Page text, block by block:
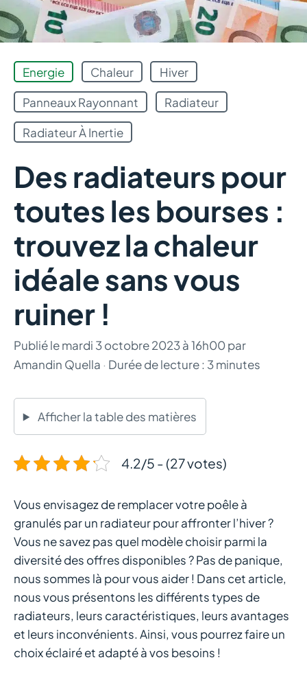
Energie Chaleur
Hiver
Panneaux Rayonnant
Radiateur
Radiateur À Inertie
Des radiateurs pour
toutes les bourses :
trouvez la chaleur
idéale sans vous
ruiner !
Publié lemardi 3 octobre 2023 à 16h00par
Amandin Quella · Durée de lecture : 3 minutes
Afficher la table des matières
4.2/5 - (27 votes)
Vous envisagez de remplacer votre poêle à
granulés par un radiateur pour affronter l’hiver ?
Vous ne savez pas quel modèle choisir parmi la
diversité des offres disponibles ? Pas de panique,
nous sommes là pour vous aider ! Dans cet article,
nous vous présentons les différents types de
radiateurs, leurs caractéristiques, leurs avantages
et leurs inconvénients. Ainsi, vous pourrez faire un
choix éclairé et adapté à vos besoins !